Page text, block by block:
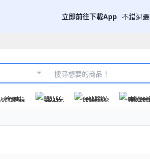
立即前往下載App 不錯過
火箭跨境 嬰幼兒 保健醫療 美妝保